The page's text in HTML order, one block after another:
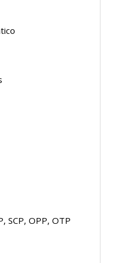
SCP, OPP, OTP